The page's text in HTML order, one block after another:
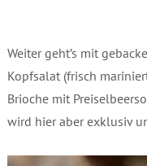
Weiter geht’s mit
Kopfsalat (frisch
Brioche mit
wird hier aber exklusiv